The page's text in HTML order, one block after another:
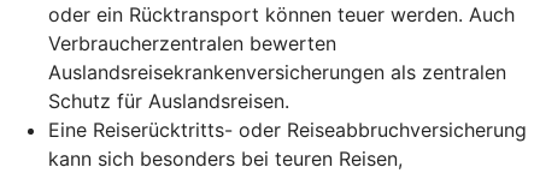
oder ein Rücktransport können teuer werden. Auch
Verbraucherzentralen bewerten
Auslandsreisekrankenversicherungen als zentralen
Schutz für Auslandsreisen.
Eine Reiserücktritts- oder Reiseabbruchversicherung
kann sich besonders bei teuren Reisen,